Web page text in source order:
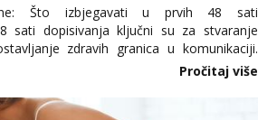
Što izbjegavati u prvih 48 sati
sati dopisivanja ključni su za stvaranje
zdravih granica u komunikaciji.
prebrzo otkrivanje osobnih ili intimnih
osoba još nije zaslužila to
Pročitaj više